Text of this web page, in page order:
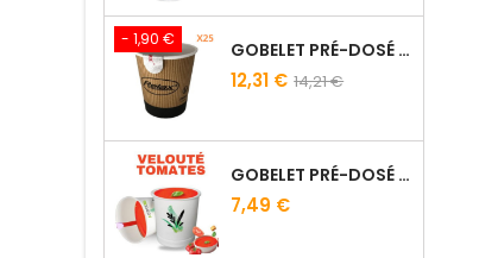
- 1,90 € GOBELET PRÉ-DOSÉ CAFÉ TRADITION - SACHET DE 25
12,31 € 14,21 €
GOBELET PRÉ-DOSÉ VELOUTÉ TOMATE CROUTONS - SACHET DE 15
7,49 €